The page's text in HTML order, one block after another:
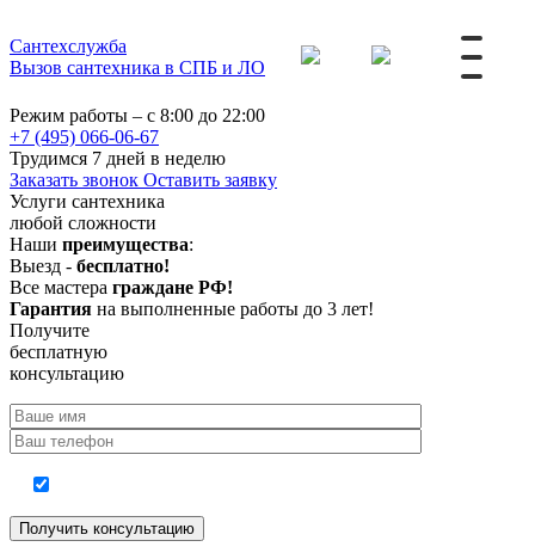
Сантехслужба
Вызов сантехника в СПБ и ЛО
Режим работы – с 8:00 до 22:00
+7 (495) 066-06-67
Трудимся 7 дней в неделю
Заказать звонок Оставить заявку
Услуги сантехника
любой сложности
Наши преимущества:
Выезд - бесплатно!
Все мастера граждане РФ!
Гарантия на выполненные работы до 3 лет!
Получите
бесплатную
консультацию